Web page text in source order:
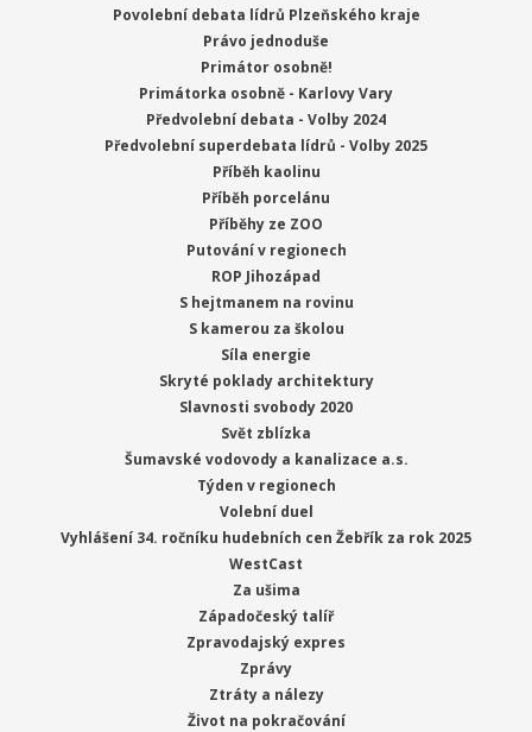
Povolební debata lídrů Plzeňského kraje
Právo jednoduše
Primátor osobně!
Primátorka osobně - Karlovy Vary
Předvolební debata - Volby 2024
Předvolební superdebata lídrů - Volby 2025
Příběh kaolinu
Příběh porcelánu
Příběhy ze ZOO
Putování v regionech
ROP Jihozápad
S hejtmanem na rovinu
S kamerou za školou
Síla energie
Skryté poklady architektury
Slavnosti svobody 2020
Svět zblízka
Šumavské vodovody a kanalizace a.s.
Týden v regionech
Volební duel
Vyhlášení 34. ročníku hudebních cen Žebřík za rok 2025
WestCast
Za ušima
Západočeský talíř
Zpravodajský expres
Zprávy
Ztráty a nálezy
Život na pokračování